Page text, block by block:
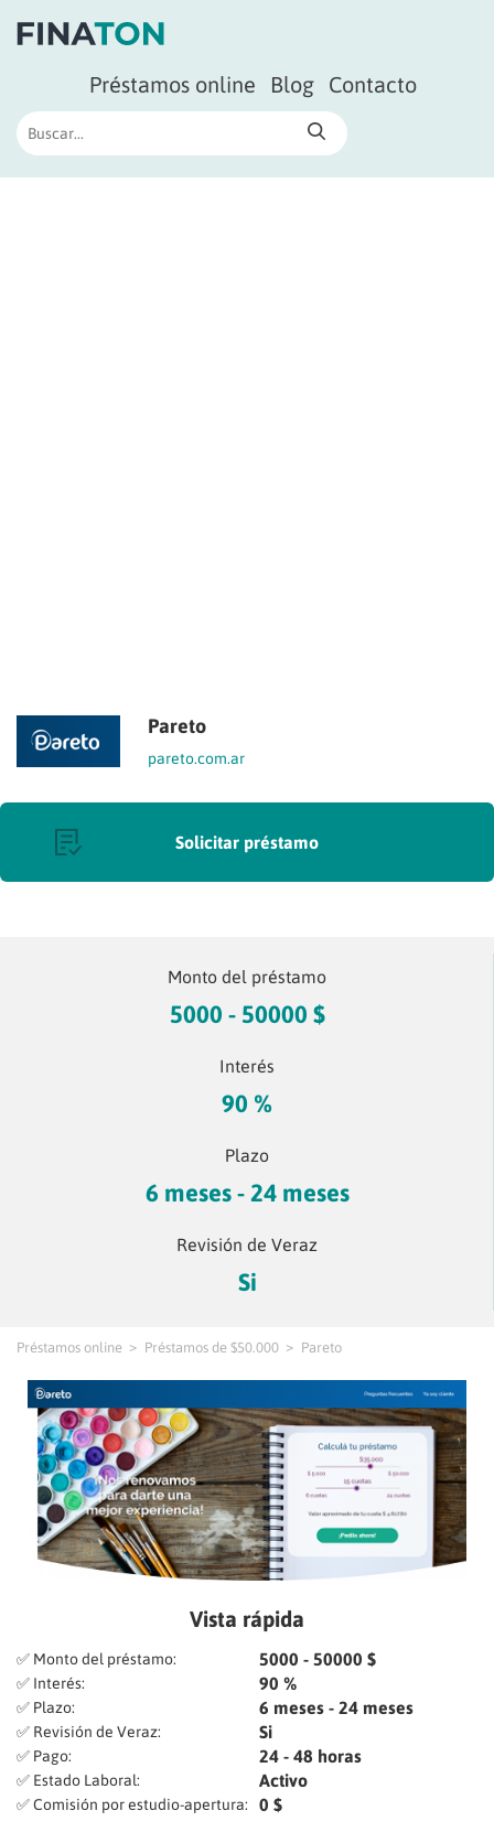
Préstamos online Blog Contacto
Pareto
pareto.com.ar
Solicitar préstamo
Monto del préstamo
5000 - 50000 $
Interés
90 %
Plazo
6 meses - 24 meses
Revisión de Veraz
Si
Préstamos online Préstamos de $50.000 Pareto
Vista rápida
✅ Monto del préstamo: 5000 - 50000 $
✅ Interés: 90 %
✅ Plazo: 6 meses - 24 meses
✅ Revisión de Veraz: Si
✅ Pago: 24 - 48 horas
✅ Estado Laboral: Activo
✅ Comisión por estudio-apertura: 0 $